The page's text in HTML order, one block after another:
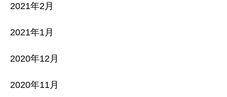
2021年2月
2021年1月
2020年12月
2020年11月